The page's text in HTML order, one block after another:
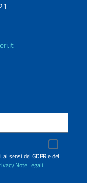
sensi del GDPR e del
Note Legali